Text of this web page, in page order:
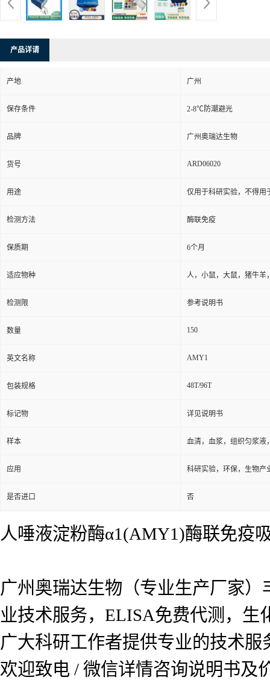
产品详请
产地 广州
保存条件 2-8℃防潮避光
品牌 广州奥瑞达生物
货号 ARD06020
用途 仅用于科研实验，不得用
检测方法 酶联免疫
保质期 6个月
适应物种 人，小鼠，大鼠，猪牛羊
检测限 参考说明书
数量 150
英文名称 AMY1
包装规格 48T/96T
标记物 详见说明书
样本 血清，血浆，组织匀浆液
应用 科研实验，环保，生物产
是否进口 否
人唾液淀粉酶α1(AMY1)酶联免疫
广州奥瑞达生物（专业生产厂家
业技术服务，ELISA免费代测，生
广大科研工作者提供专业的技术
欢迎致电 / 微信详情咨询说明书及